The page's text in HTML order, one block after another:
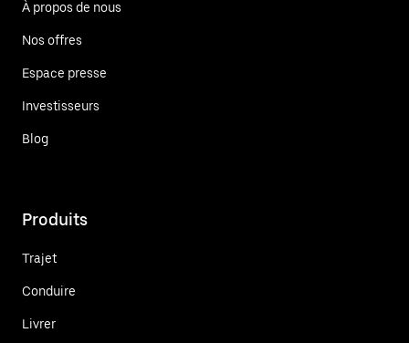
À propos de nous
Nos offres
Espace presse
Investisseurs
Blog
Produits
Trajet
Conduire
Livrer